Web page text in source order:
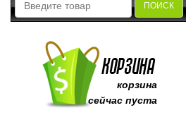
ПОИСК
корзина
сейчас пуста